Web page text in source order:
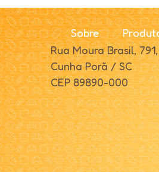
Sobre
Rua Moura Brasil,
Cunha Porã / SC
CEP 89890-000